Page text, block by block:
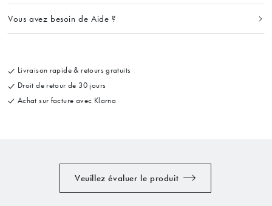
Vous avez besoin de Aide ?
Livraison rapide & retours gratuits
Droit de retour de 30 jours
Achat sur facture avec Klarna
Veuillez évaluer le produit